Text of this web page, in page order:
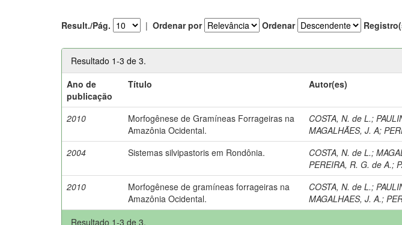
Result./Pág. | Ordenar por Ordenar
Resultado 1-3 de 3.
Ano de
publicação
Título Autor(es)
2010
Morfogênese de Gramíneas Forrageiras na
Amazônia Ocidental.
COSTA, N. de L.;
MAGALHÃES, J. A;
2004
Sistemas silvipastoris em Rondônia. COSTA, N. de L.;
PEREIRA, R. G. de A.;
2010
Morfogênese de gramíneas forrageiras na
Amazônia Ocidental.
COSTA, N. de L.;
MAGALHAES, J. A.;
Resultado 1-3 de 3.